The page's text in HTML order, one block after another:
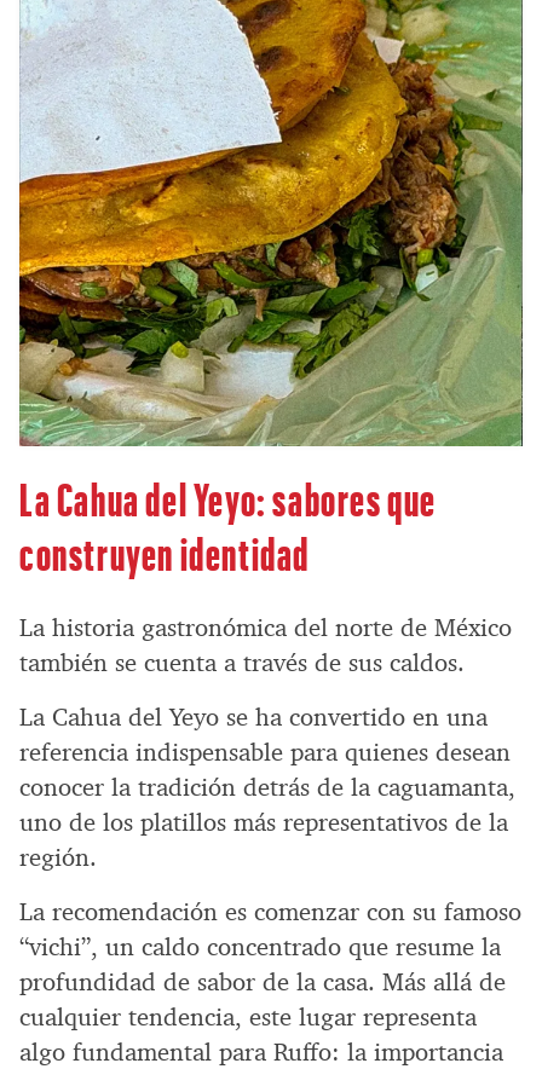
La Cahua del Yeyo: sabores que
construyen identidad
La historia gastronómica del norte de México
también se cuenta a través de sus caldos.
La Cahua del Yeyo se ha convertido en una
referencia indispensable para quienes desean
conocer la tradición detrás de la caguamanta,
uno de los platillos más representativos de la
región.
La recomendación es comenzar con su famoso
“vichi”, un caldo concentrado que resume la
profundidad de sabor de la casa. Más allá de
cualquier tendencia, este lugar representa
algo fundamental para Ruffo: la importancia